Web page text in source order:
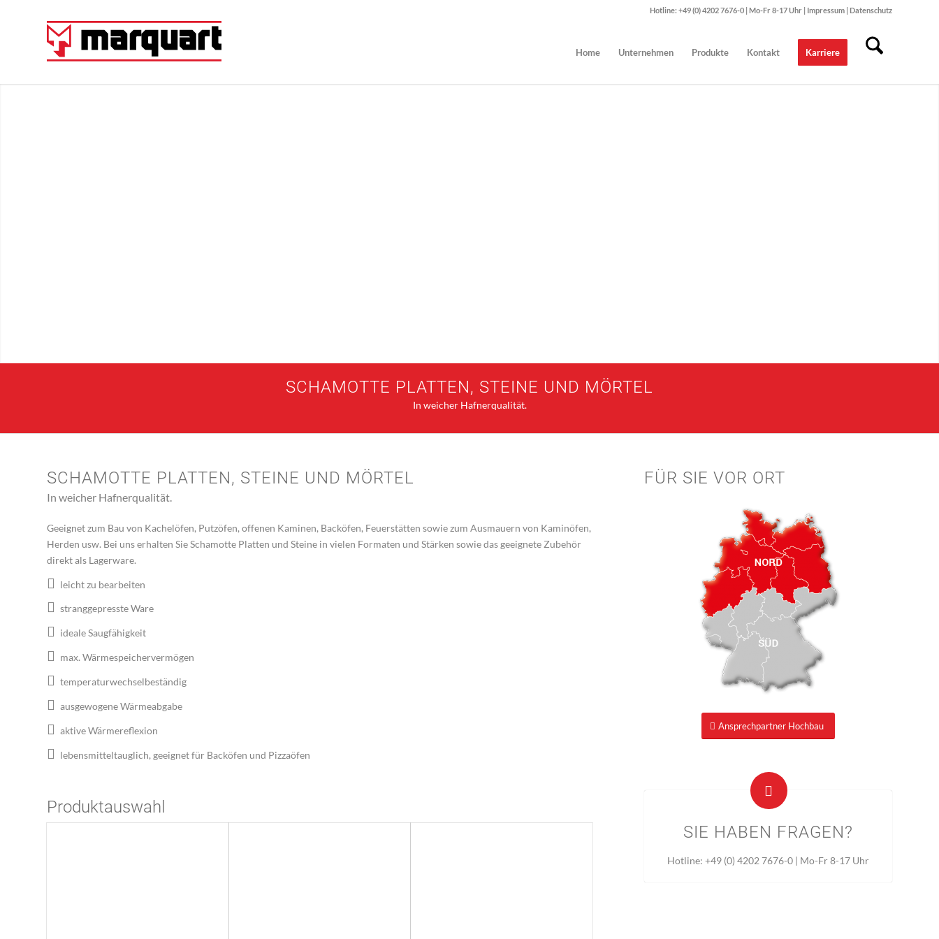
Hotline: +49 (0) 4202 7676-0 | Mo-Fr 8-17 Uhr | Impressum | Datenschutz
Home Unternehmen Produkte Kontakt Karriere
SCHAMOTTE PLATTEN, STEINE UND MÖRTEL
In weicher Hafnerqualität.
SCHAMOTTE PLATTEN, STEINE UND MÖRTEL
In weicher Hafnerqualität.
Geeignet zum Bau von Kachelöfen, Putzöfen, offenen Kaminen, Backöfen, Feuerstätten sowie zum Ausmauern von Kaminöfen,
Herden usw. Bei uns erhalten Sie Schamotte Platten und Steine in vielen Formaten und Stärken sowie das geeignete Zubehör
direkt als Lagerware.
leicht zu bearbeiten
stranggepresste Ware
ideale Saugfähigkeit
max. Wärmespeichervermögen
temperaturwechselbeständig
ausgewogene Wärmeabgabe
aktive Wärmereflexion
lebensmitteltauglich, geeignet für Backöfen und Pizzaöfen
Produktauswahl
FÜR SIE VOR ORT
Ansprechpartner Hochbau
SIE HABEN FRAGEN?
Hotline: +49 (0) 4202 7676-0 | Mo-Fr 8-17 Uhr